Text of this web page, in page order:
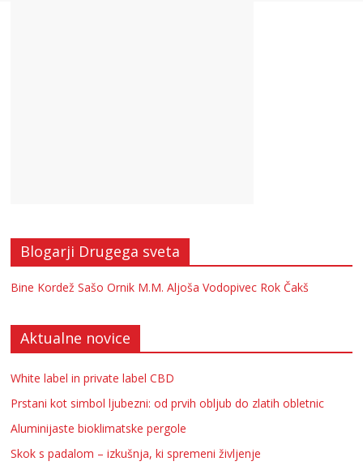
Blogarji Drugega sveta
Bine Kordež Sašo Ornik M.M. Aljoša Vodopivec Rok Čakš
Aktualne novice
White label in private label CBD
Prstani kot simbol ljubezni: od prvih obljub do zlatih obletnic
Aluminijaste bioklimatske pergole
Skok s padalom – izkušnja, ki spremeni življenje